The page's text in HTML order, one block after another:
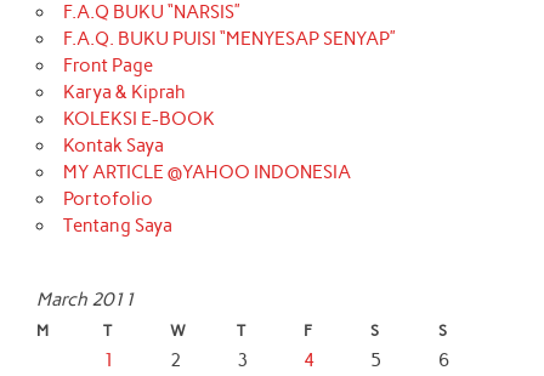
F.A.Q BUKU “NARSIS”
F.A.Q. BUKU PUISI “MENYESAP SENYAP”
Front Page
Karya & Kiprah
KOLEKSI E-BOOK
Kontak Saya
MY ARTICLE @YAHOO INDONESIA
Portofolio
Tentang Saya
March 2011
M T W T F S S
1 2 3 4 5
6